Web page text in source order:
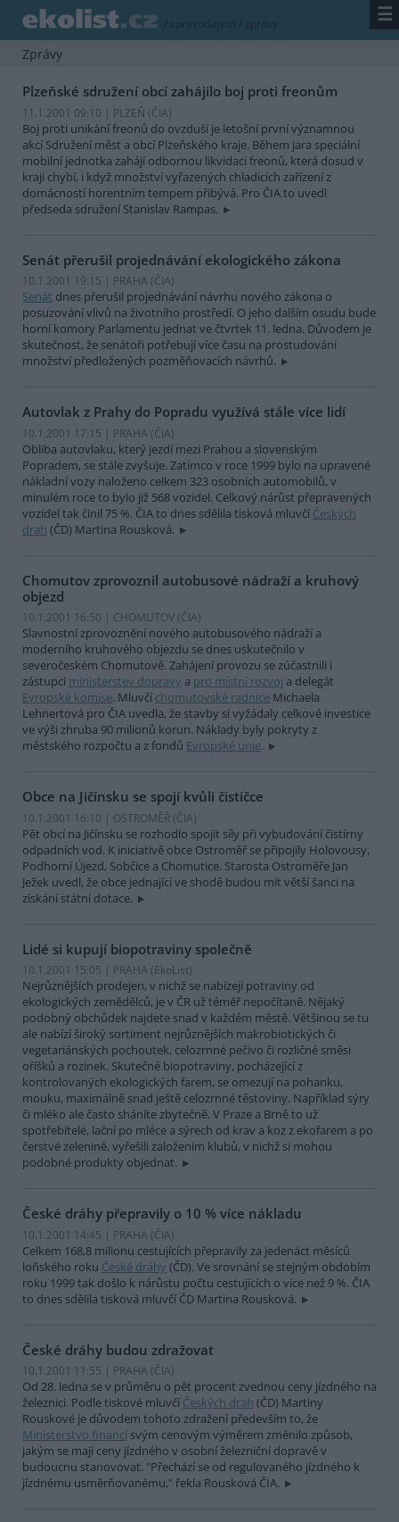
/ zpravodajství / zprávy ☰
Zprávy
Plzeňské sdružení obcí zahájilo boj proti freonům
11.1.2001 09:10 | PLZEŇ (ČIA)
Boj proti unikání freonů do ovzduší je letošní první významnou
akcí Sdružení měst a obcí Plzeňského kraje. Během jara speciální
mobilní jednotka zahájí odbornou likvidaci freonů, která dosud v
kraji chybí, i když množství vyřazených chladicích zařízení z
domácností horentním tempem přibývá. Pro ČIA to uvedl
předseda sdružení Stanislav Rampas.
Senát přerušil projednávání ekologického zákona
10.1.2001 19:15 | PRAHA (ČIA)
Senát dnes přerušil projednávání návrhu nového zákona o
posuzování vlivů na životního prostředí. O jeho dalším osudu bude
horní komory Parlamentu jednat ve čtvrtek 11. ledna. Důvodem je
skutečnost, že senátoři potřebují více času na prostudování
množství předložených pozměňovacích návrhů.
Autovlak z Prahy do Popradu využívá stále více lidí
10.1.2001 17:15 | PRAHA (ČIA)
Obliba autovlaku, který jezdí mezi Prahou a slovenským
Popradem, se stále zvyšuje. Zatímco v roce 1999 bylo na upravené
nákladní vozy naloženo celkem 323 osobních automobilů, v
minulém roce to bylo již 568 vozidel. Celkový nárůst přepravených
vozidel tak činil 75 %. ČIA to dnes sdělila tisková mluvčí Českých
drah (ČD) Martina Rousková.
Chomutov zprovoznil autobusové nádraží a kruhový
objezd
10.1.2001 16:50 | CHOMUTOV (ČIA)
Slavnostní zprovoznění nového autobusového nádraží a
moderního kruhového objezdu se dnes uskutečnilo v
severočeském Chomutově. Zahájení provozu se zúčastnili i
zástupci ministerstev dopravy a pro místní rozvoj a delegát
Evropské komise. Mluvčí chomutovské radnice Michaela
Lehnertová pro ČIA uvedla, že stavby si vyžádaly celkové investice
ve výši zhruba 90 milionů korun. Náklady byly pokryty z
městského rozpočtu a z fondů Evropské unie.
Obce na Jičínsku se spojí kvůli čističce
10.1.2001 16:10 | OSTROMĚŘ (ČIA)
Pět obcí na Jičínsku se rozhodlo spojit síly při vybudování čistírny
odpadních vod. K iniciativě obce Ostroměř se připojily Holovousy,
Podhorní Újezd, Sobčice a Chomutice. Starosta Ostroměře Jan
Ježek uvedl, že obce jednající ve shodě budou mít větší šanci na
získání státní dotace.
Lidé si kupují biopotraviny společně
10.1.2001 15:05 | PRAHA (EkoList)
Nejrůznějších prodejen, v nichž se nabízejí potraviny od
ekologických zemědělců, je v ČR už téměř nepočítaně. Nějaký
podobný obchůdek najdete snad v každém městě. Většinou se tu
ale nabízí široký sortiment nejrůznějších makrobiotických či
vegetariánských pochoutek, celozrnné pečivo či rozličné směsi
oříšků a rozinek. Skutečné biopotraviny, pocházející z
kontrolovaných ekologických farem, se omezují na pohanku,
mouku, maximálně snad ještě celozrnné těstoviny. Například sýry
či mléko ale často sháníte zbytečně. V Praze a Brně to už
spotřebitelé, lační po mléce a sýrech od krav a koz z ekofarem a po
čerstvé zelenině, vyřešili založením klubů, v nichž si mohou
podobné produkty objednat.
České dráhy přepravily o 10 % více nákladu
10.1.2001 14:45 | PRAHA (ČIA)
Celkem 168,8 milionu cestujících přepravily za jedenáct měsíců
loňského roku České dráhy (ČD). Ve srovnání se stejným obdobím
roku 1999 tak došlo k nárůstu počtu cestujících o více než 9 %. ČIA
to dnes sdělila tisková mluvčí ČD Martina Rousková.
České dráhy budou zdražovat
10.1.2001 11:55 | PRAHA (ČIA)
Od 28. ledna se v průměru o pět procent zvednou ceny jízdného na
železnici. Podle tiskové mluvčí Českých drah (ČD) Martiny
Rouskové je důvodem tohoto zdražení především to, že
Ministerstvo financí svým cenovým výměrem změnilo způsob,
jakým se mají ceny jízdného v osobní železniční dopravě v
budoucnu stanovovat. "Přechází se od regulovaného jízdného k
jízdnému usměrňovanému," řekla Rousková ČIA.